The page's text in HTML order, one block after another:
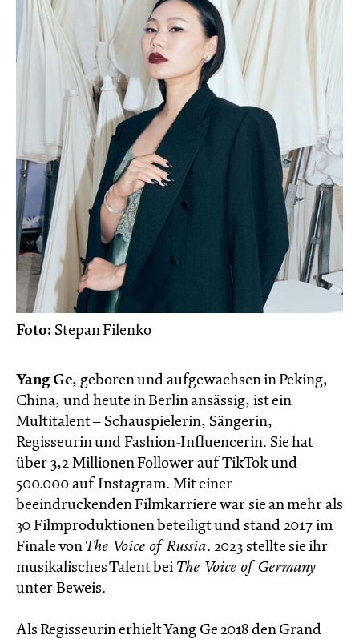
Foto: Stepan Filenko
Yang Ge, geboren und aufgewachsen in Peking,
China, und heute in Berlin ansässig, ist ein
Multitalent – Schauspielerin, Sängerin,
Regisseurin und Fashion-Influencerin. Sie hat
über 3,2 Millionen Follower auf TikTok und
500.000 auf Instagram. Mit einer
beeindruckenden Filmkarriere war sie an mehr als
30 Filmproduktionen beteiligt und stand 2017 im
Finale von The Voice of Russia. 2023 stellte sie ihr
musikalisches Talent bei The Voice of Germany
unter Beweis.
Als Regisseurin erhielt Yang Ge 2018 den Grand